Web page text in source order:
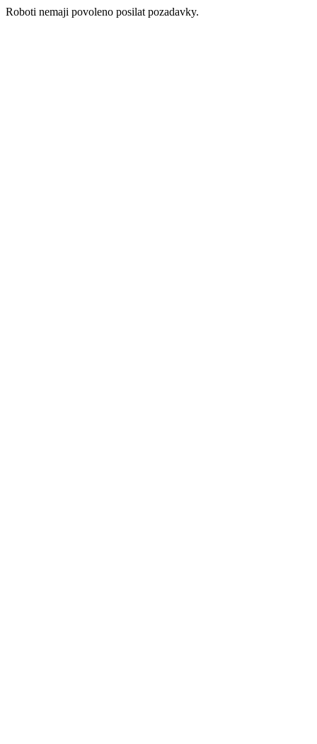
Roboti nemaji povoleno posilat pozadavky.